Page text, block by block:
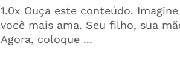
1.0x Ouça este conteúdo.
você mais ama. Seu filho, sua
Agora, coloque ...